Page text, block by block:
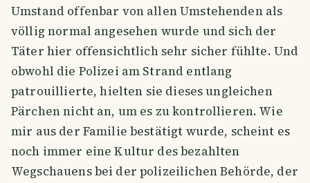
Umstand offenbar von allen Umstehenden als
völlig normal angesehen wurde und sich der
Täter hier offensichtlich sehr sicher fühlte. Und
obwohl die Polizei am Strand entlang
patrouillierte, hielten sie dieses ungleichen
Pärchen nicht an, um es zu kontrollieren. Wie
mir aus der Familie bestätigt wurde, scheint es
noch immer eine Kultur des bezahlten
Wegschauens bei der polizeilichen Behörde, der